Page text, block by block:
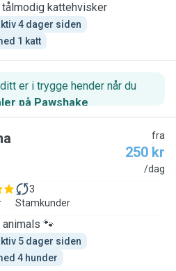
tålmodig kattehvisker
4 dager siden
1 katt
er i trygge hender når du
på Pawshake.
fra
250 kr
/dag
3
Stamkunder
🐾
5 dager siden
4 hunder